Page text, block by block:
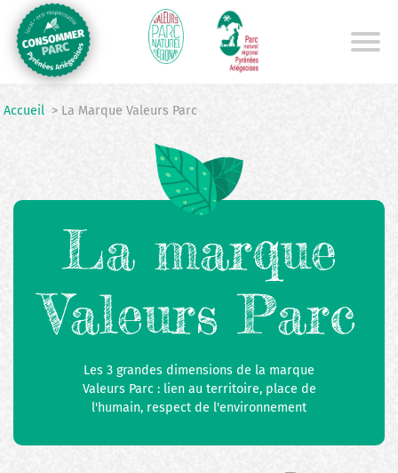
contenu
principal
Accueil > La Marque Valeurs Parc
La marque
Valeurs Parc
Les 3 grandes dimensions de la marque
Valeurs Parc : lien au territoire, place de
l'humain, respect de l'environnement